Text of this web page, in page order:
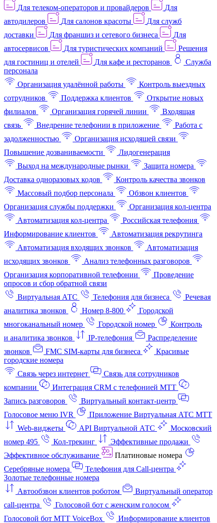
Для телеком-операторов и провайдеров
Для
автодилеров
Для салонов красоты
Для служб
доставки
Для франшиз и сетевого бизнеса
Для
автосервисов
Для туристических компаний
Решения
для гостиниц и отелей
Для кафе и ресторанов
Служба
персонала
Организация удалённой работы
Контроль выездных
сотрудников
Поддержка клиентов
Открытие новых
филиалов
Организация горячей линии
Входящая
связь
Внедрение телефонии в приложение
Работа с
задолженностью
Организация исходящей связи
Повышение дозваниваемости
Лидогенерация
Выход на международные рынки
Защита номера
Доставка одноразовых кодов
Контроль качества звонков
Массовый подбор персонала
Обзвон клиентов
Организация службы поддержки
Организация кол-центра
Автоматизация кол-центра
Российская телефония
Информирование клиентов
Автоматизация рекрутинга
Автоматизация входящих звонков
Автоматизация
исходящих звонков
Анализ телефонных разговоров
Организация корпоративной телефонии
Проведение
опросов и сбор обратной связи
Виртуальная АТС
Телефония для бизнеса
Речевая
аналитика звонков
Номер 8-800
Городской
многоканальный номер
Городской номер
Контроль
и аналитика звонков
IP-телефония
Распределение
звонков
FMC SIM-карты для бизнеса
Красивые
городские номера
Связь через интернет
Связь для сотрудников
компании
Интеграция CRM с телефонией МТТ
Запись разговоров
Виртуальный контакт‑центр
Голосовое меню IVR
Приложение Виртуальная АТС МТТ
Web-виджеты
API Виртуальной АТС
Московский
номер 495
Кол-трекинг
Эффективные продажи
Эффективное обслуживание
Платиновые номера
Серебряные номера
Телефония для Call-центра
Золотые телефонные номера
Автообзвон клиентов роботом
Виртуальный оператор
call-центра
Голосовой бот с женским голосом
Голосовой бот МТТ VoiceBox
Информирование клиентов